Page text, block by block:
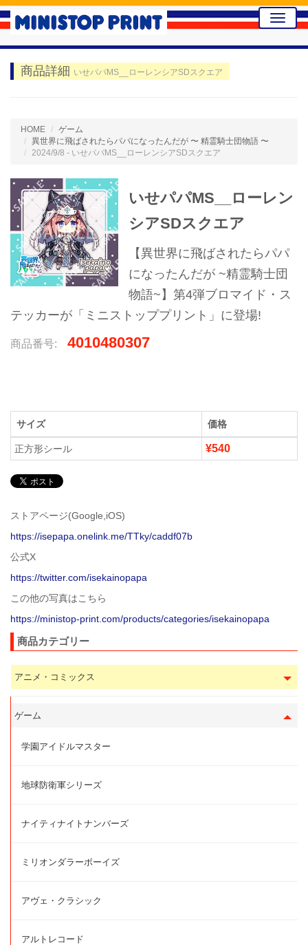
Toggle
商品詳細 いせパパMS__ローレンシアSDスクエア
HOME
ゲーム
異世界に飛ばされたらパパになったんだが 〜 精霊騎士団物語 〜
2024/9/8 - いせパパMS__ローレンシアSDスクエア
いせパパMS__ローレン
シアSDスクエア
【異世界に飛ばされたらパパ
になったんだが ~精霊騎士団
物語~】第4弾ブロマイド・ス
テッカーが「ミニストッププリント」に登場!
商品番号: 4010480307
サイズ 価格
正方形シール ¥540
ストアページ(Google,iOS)
https://isepapa.onelink.me/TTky/caddf07b
公式X
https://twitter.com/isekainopapa
この他の写真はこちら
https://ministop-print.com/products/categories/isekainopapa
商品カテゴリー
アニメ・コミックス
ゲーム
学園アイドルマスター
地球防衛軍シリーズ
ナイティナイトナンバーズ
ミリオンダラーボーイズ
アヴェ・クラシック
アルトレコード